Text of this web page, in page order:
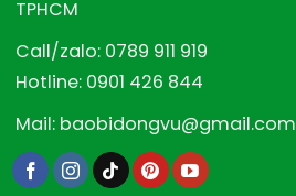
TPHCM
Call/zalo: 0789 911 919
Hotline: 0901 426 844
Mail: baobidongvu@gmail.com